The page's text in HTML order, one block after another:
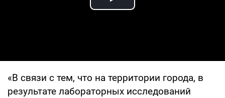
Play Video
«В связи с тем, что на территории города, в
результате лабораторных исследований